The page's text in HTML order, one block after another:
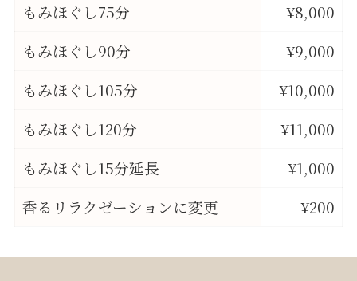
もみほぐし75分
¥8,000
もみほぐし90分
¥9,000
もみほぐし105分
¥10,000
もみほぐし120分
¥11,000
もみほぐし15分延長
¥1,000
香るリラクゼーションに変更
¥200